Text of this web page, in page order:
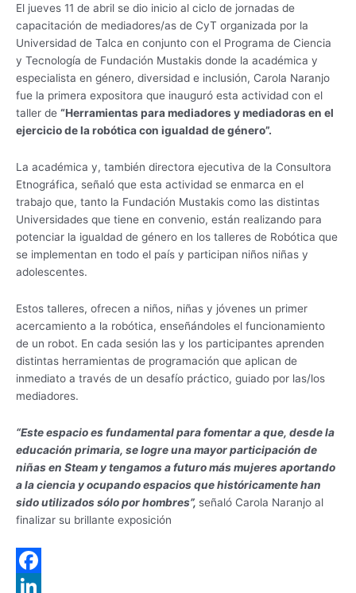
El jueves 11 de abril se dio inicio al ciclo de jornadas de
capacitación de mediadores/as de CyT organizada por la
Universidad de Talca en conjunto con el Programa de Ciencia
y Tecnología de Fundación Mustakis donde la académica y
especialista en género, diversidad e inclusión, Carola Naranjo
fue la primera expositora que inauguró esta actividad con el
taller de “Herramientas para mediadores y mediadoras en el
ejercicio de la robótica con igualdad de género”.
La académica y, también directora ejecutiva de la Consultora
Etnográfica, señaló que esta actividad se enmarca en el
trabajo que, tanto la Fundación Mustakis como las distintas
Universidades que tiene en convenio, están realizando para
potenciar la igualdad de género en los talleres de Robótica que
se implementan en todo el país y participan niños niñas y
adolescentes.
Estos talleres, ofrecen a niños, niñas y jóvenes un primer
acercamiento a la robótica, enseñándoles el funcionamiento
de un robot. En cada sesión las y los participantes aprenden
distintas herramientas de programación que aplican de
inmediato a través de un desafío práctico, guiado por las/los
mediadores.
“Este espacio es fundamental para fomentar a que, desde la
educación primaria, se logre una mayor participación de
niñas en Steam y tengamos a futuro más mujeres aportando
a la ciencia y ocupando espacios que históricamente han
sido utilizados sólo por hombres”, señaló Carola Naranjo al
finalizar su brillante exposición
F
la
robótica
con
igualdad
de
género”
gestionado
Universidad
Talca
y
Fundación
Mustakis